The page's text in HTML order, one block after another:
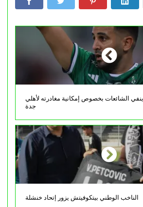
الشائعات بخصوص إمكانية مغادرته لأهلي
جدة
الناخب الوطني بيتكوفيتش يزور إتحاد خنشلة